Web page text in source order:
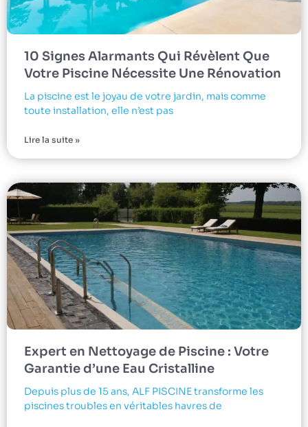
10 Signes Alarmants Qui Révèlent Que
Votre Piscine Nécessite Une Rénovation
La piscine est le joyau de votre jardin, mais comme
toute installation, elle n’est pas
Lire la suite »
Expert en Nettoyage de Piscine : Votre
Garantie d’une Eau Cristalline
Depuis plus de 15 ans, ALF PISCINE transforme les
piscines troubles en véritables havres de